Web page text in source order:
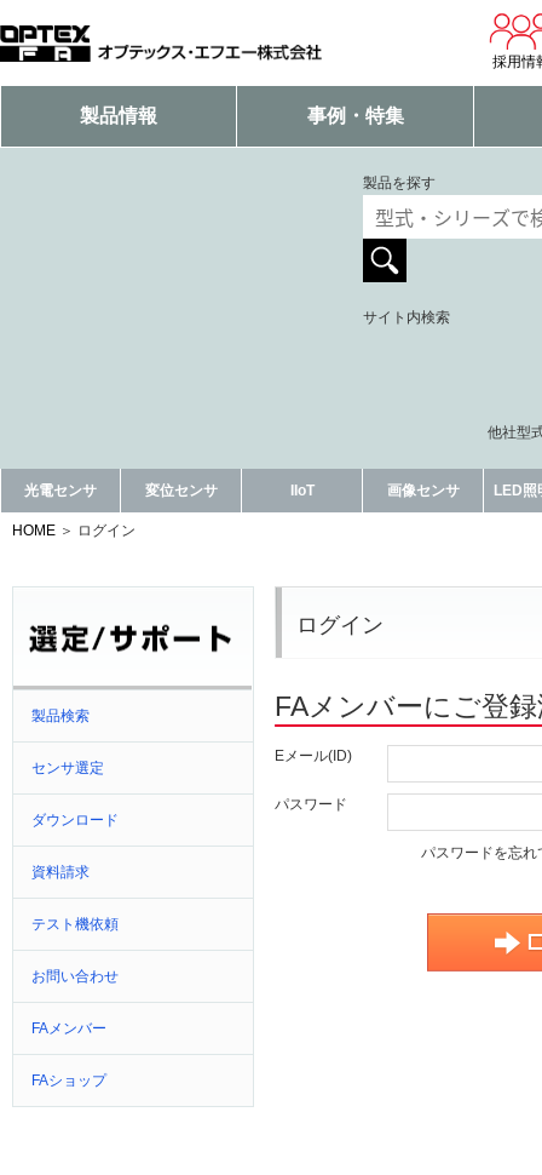
採用情
製品情報 事例・特集
製品を探す
サイト内検索
他社型
光電センサ 変位センサ IIoT 画像センサ LED照
HOME ログイン
製品検索
センサ選定
ダウンロード
資料請求
テスト機依頼
お問い合わせ
FAメンバー
FAショップ
ログイン
FAメンバーにご登
Eメール(ID)
パスワード
パスワードを忘れ